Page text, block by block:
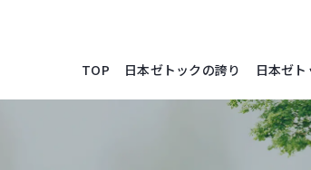
TOP 日本ゼトックの誇り 日本ゼ